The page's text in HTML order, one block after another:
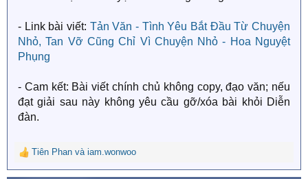
- Link bài viết: Tản Văn - Tình Yêu Bắt Đầu Từ Chuyện
Nhỏ, Tan Vỡ Cũng Chỉ Vì Chuyện Nhỏ - Hoa Nguyệt
Phụng
- Cam kết: Bài viết chính chủ không copy, đạo văn; nếu
đạt giải sau này không yêu cầu gỡ/xóa bài khỏi Diễn
đàn.
R
e
Tiên Phan và iam.wonwoo